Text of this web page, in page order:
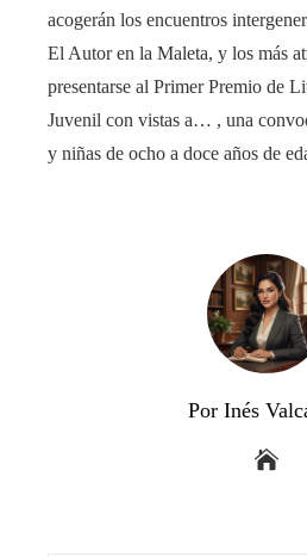
acogerán los encuentros
El Autor en la Maleta, y los más
presentarse al Primer Premio de
Juvenil con vistas a… , una
y niñas de ocho a doce años de
Por Inés